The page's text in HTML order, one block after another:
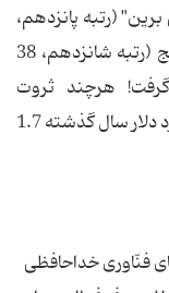
(رتبه پانزدهم،
38 ساله مالک 16.7 میلیارد دلار) و "لری پیج (رتبه شانزدهم، 38
سبقت گرفت! هرچند ثروت
بنیان‌گذاران گوگل هم نسبت به پانزده‌میلیارد دلار سال گذشته 1.7
2008 رسماً با دنیای فنّاوری خداحافظی